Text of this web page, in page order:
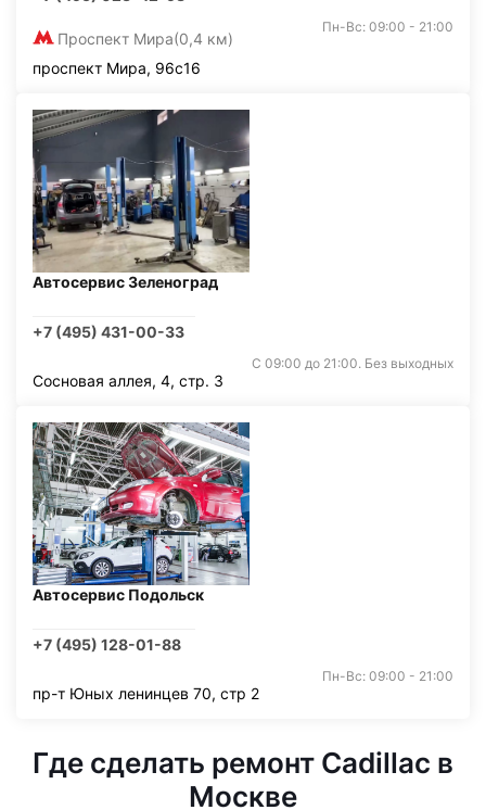
Проспект Мира(0,4 км)
Пн-Вс: 09:00 - 21:00
проспект Мира, 96с16
Автосервис Зеленоград
+7 (495) 431-00-33
С 09:00 до 21:00. Без выходных
Сосновая аллея, 4, стр. 3
Автосервис Подольск
+7 (495) 128-01-88
Пн-Вс: 09:00 - 21:00
пр-т Юных ленинцев 70, стр 2
Где сделать ремонт Cadillac в
Москве